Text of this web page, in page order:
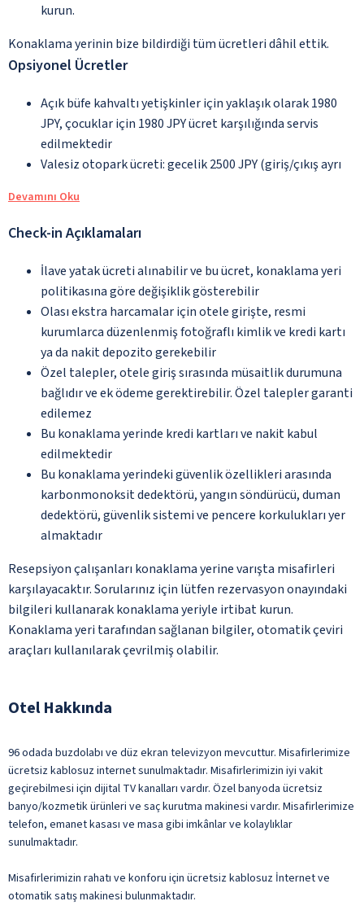
kurun.
Konaklama yerinin bize bildirdiği tüm ücretleri dâhil ettik.
Opsiyonel Ücretler
Açık büfe kahvaltı yetişkinler için yaklaşık olarak 1980
JPY, çocuklar için 1980 JPY ücret karşılığında servis
edilmektedir
Valesiz otopark ücreti: gecelik 2500 JPY (giriş/çıkış ayrı
Devamını Oku
Check-in Açıklamaları
İlave yatak ücreti alınabilir ve bu ücret, konaklama yeri
politikasına göre değişiklik gösterebilir
Olası ekstra harcamalar için otele girişte, resmi
kurumlarca düzenlenmiş fotoğraflı kimlik ve kredi kartı
ya da nakit depozito gerekebilir
Özel talepler, otele giriş sırasında müsaitlik durumuna
bağlıdır ve ek ödeme gerektirebilir. Özel talepler garanti
edilemez
Bu konaklama yerinde kredi kartları ve nakit kabul
edilmektedir
Bu konaklama yerindeki güvenlik özellikleri arasında
karbonmonoksit dedektörü, yangın söndürücü, duman
dedektörü, güvenlik sistemi ve pencere korkulukları yer
almaktadır
Resepsiyon çalışanları konaklama yerine varışta misafirleri
karşılayacaktır. Sorularınız için lütfen rezervasyon onayındaki
bilgileri kullanarak konaklama yeriyle irtibat kurun.
Konaklama yeri tarafından sağlanan bilgiler, otomatik çeviri
araçları kullanılarak çevrilmiş olabilir.
Otel Hakkında
96 odada buzdolabı ve düz ekran televizyon mevcuttur. Misafirlerimize
ücretsiz kablosuz internet sunulmaktadır. Misafirlerimizin iyi vakit
geçirebilmesi için dijital TV kanalları vardır. Özel banyoda ücretsiz
banyo/kozmetik ürünleri ve saç kurutma makinesi vardır. Misafirlerimize
telefon, emanet kasası ve masa gibi imkânlar ve kolaylıklar
sunulmaktadır.
Misafirlerimizin rahatı ve konforu için ücretsiz kablosuz İnternet ve
otomatik satış makinesi bulunmaktadır.